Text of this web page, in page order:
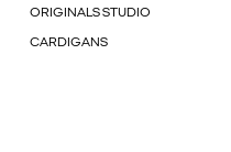
ORIGINALS STUDIO
CARDIGANS